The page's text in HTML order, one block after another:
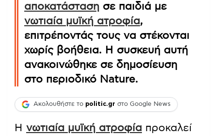
αποκατάσταση σε παιδιά με
νωτιαία μυϊκή ατροφία,
επιτρέποντάς τους να στέκονται
χωρίς βοήθεια. Η συσκευή αυτή
ανακοινώθηκε σε δημοσίευση
στο περιοδικό Nature.
Ακολουθήστε το politic.gr στο Google News
Η νωτιαία μυϊκή ατροφία προκαλεί